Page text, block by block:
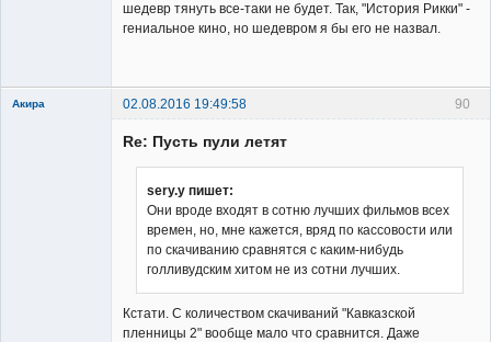
шедевр тянуть все-таки не будет. Так, "История Рикки" -
гениальное кино, но шедевром я бы его не назвал.
90
Акира 02.08.2016 19:49:58
Re: Пусть пули летят
sery.y пишет:
Они вроде входят в сотню лучших фильмов всех
времен, но, мне кажется, вряд по кассовости или
по скачиванию сравнятся с каким-нибудь
голливудским хитом не из сотни лучших.
Кстати. С количеством скачиваний "Кавказской
пленницы 2" вообще мало что сравнится. Даже